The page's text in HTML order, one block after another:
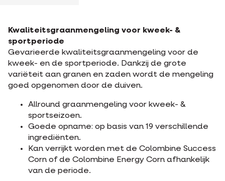
Kwaliteitsgraanmengeling voor kweek- &
sportperiode
Gevarieerde kwaliteitsgraanmengeling voor de
kweek- en de sportperiode. Dankzij de grote
variëteit aan granen en zaden wordt de mengeling
goed opgenomen door de duiven.
Allround graanmengeling voor kweek- &
sportseizoen.
Goede opname: op basis van 19 verschillende
ingrediënten.
Kan verrijkt worden met de Colombine Success
Corn of de Colombine Energy Corn afhankelijk
van de periode.